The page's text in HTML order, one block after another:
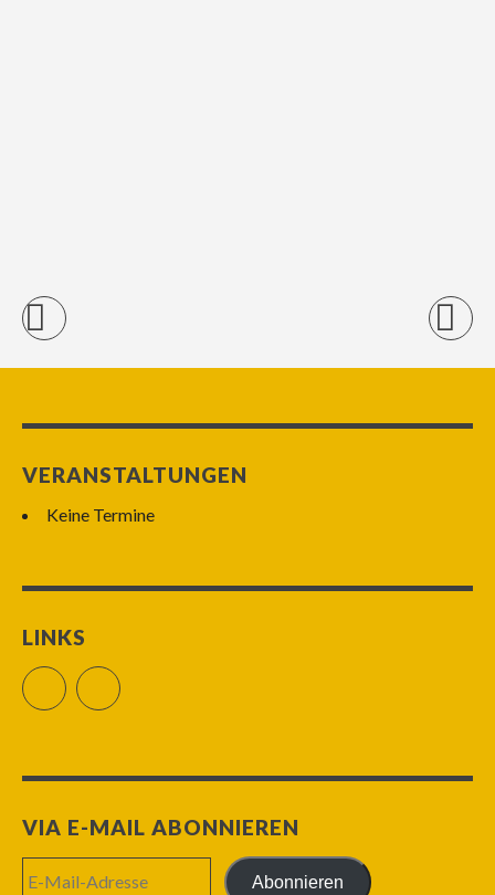
VERANSTALTUNGEN
Keine Termine
LINKS
FacebookRSS Feed
VIA E-MAIL ABONNIEREN
Mail-
Abonnieren